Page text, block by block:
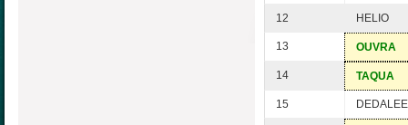
12 HELIO
13 OUVRA
14 TAQUA
15